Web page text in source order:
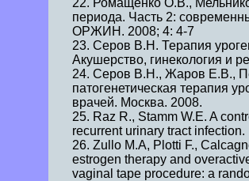
22. Ромащенко О.В.,
периода. Часть 2:
ОРЖИН. 2008; 4: 4-7
23. Серов В.Н. Терапия
Акушерство, гинекология и
24. Серов В.Н., Жаров Е.В.,
патогенетическая терапия
врачей. Москва. 2008.
25. Raz R., Stamm W.E. A
recurrent urinary tract
26. Zullo M.A, Plotti F.,
estrogen therapy and
vaginal tape procedure: a